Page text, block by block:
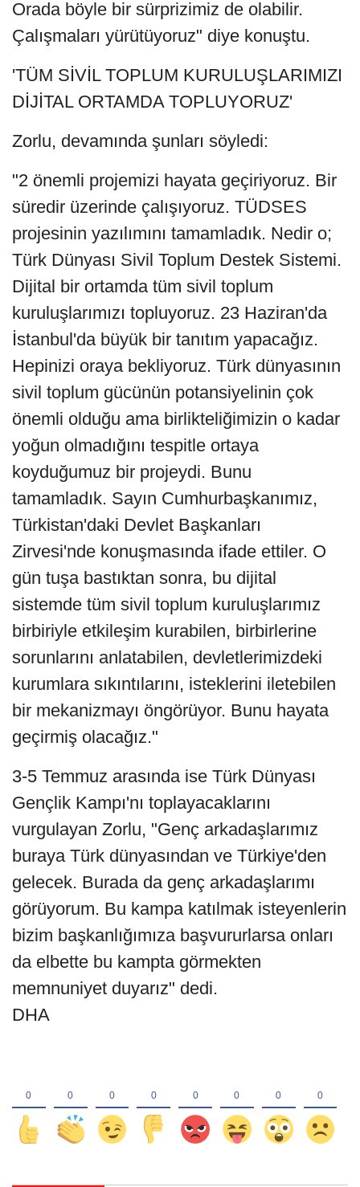
Orada böyle bir sürprizimiz de olabilir.
Çalışmaları yürütüyoruz" diye konuştu.
'TÜM SİVİL TOPLUM KURULUŞLARIMIZI
DİJİTAL ORTAMDA TOPLUYORUZ'
Zorlu, devamında şunları söyledi:
"2 önemli projemizi hayata geçiriyoruz. Bir
süredir üzerinde çalışıyoruz. TÜDSES
projesinin yazılımını tamamladık. Nedir o;
Türk Dünyası Sivil Toplum Destek Sistemi.
Dijital bir ortamda tüm sivil toplum
kuruluşlarımızı topluyoruz. 23 Haziran'da
İstanbul'da büyük bir tanıtım yapacağız.
Hepinizi oraya bekliyoruz. Türk dünyasının
sivil toplum gücünün potansiyelinin çok
önemli olduğu ama birlikteliğimizin o kadar
yoğun olmadığını tespitle ortaya
koyduğumuz bir projeydi. Bunu
tamamladık. Sayın Cumhurbaşkanımız,
Türkistan'daki Devlet Başkanları
Zirvesi'nde konuşmasında ifade ettiler. O
gün tuşa bastıktan sonra, bu dijital
sistemde tüm sivil toplum kuruluşlarımız
birbiriyle etkileşim kurabilen, birbirlerine
sorunlarını anlatabilen, devletlerimizdeki
kurumlara sıkıntılarını, isteklerini iletebilen
bir mekanizmayı öngörüyor. Bunu hayata
geçirmiş olacağız."
3-5 Temmuz arasında ise Türk Dünyası
Gençlik Kampı'nı toplayacaklarını
vurgulayan Zorlu, "Genç arkadaşlarımız
buraya Türk dünyasından ve Türkiye'den
gelecek. Burada da genç arkadaşlarımı
görüyorum. Bu kampa katılmak isteyenlerin
bizim başkanlığımıza başvururlarsa onları
da elbette bu kampta görmekten
memnuniyet duyarız" dedi.
DHA